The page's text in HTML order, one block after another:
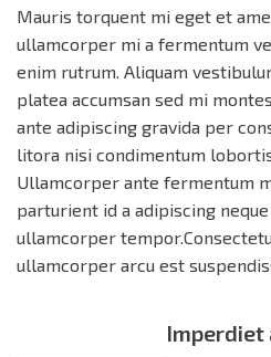
Mauris torquent mi eget et
ullamcorper mi a fermentum
enim rutrum. Aliquam
platea accumsan sed mi
ante adipiscing gravida per
litora nisi condimentum
Ullamcorper ante fermentum
parturient id a adipiscing
ullamcorper
ullamcorper arcu est
Imperdiet